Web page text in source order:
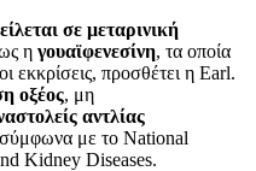
σε μεταρινική
η γουαϊφενεσίνη, τα οποία
εκκρίσεις, προσθέτει η Earl.
οξέος, μη
αντλίας
με το National
Kidney Diseases.